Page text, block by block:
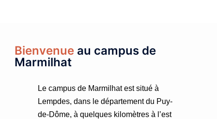
Bienvenue au campus de
Marmilhat
Le campus de Marmilhat est situé à
Lempdes, dans le département du Puy-
de-Dôme, à quelques kilomètres à l’est